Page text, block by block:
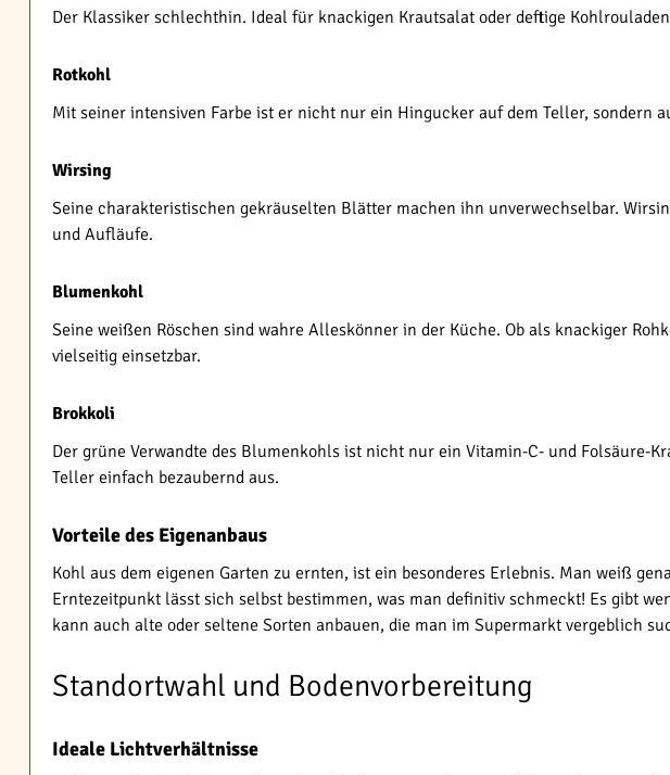
Der Klassiker schlechthin. Ideal für knackigen Krautsalat oder deftige
Rotkohl
Mit seiner intensiven Farbe ist er nicht nur ein Hingucker auf dem Teller,
Wirsing
Seine charakteristischen gekräuselten Blätter machen ihn unverwechselbar.
und Aufläufe.
Blumenkohl
Seine weißen Röschen sind wahre Alleskönner in der Küche. Ob als knackiger
vielseitig einsetzbar.
Brokkoli
Der grüne Verwandte des Blumenkohls ist nicht nur ein Vitamin-C- und Folsäure-
Teller einfach bezaubernd aus.
Vorteile des Eigenanbaus
Kohl aus dem eigenen Garten zu ernten, ist ein besonderes Erlebnis. Man weiß
Erntezeitpunkt lässt sich selbst bestimmen, was man definitiv schmeckt! Es gibt
kann auch alte oder seltene Sorten anbauen, die man im Supermarkt vergeblich
Standortwahl und Bodenvorbereitung
Ideale Lichtverhältnisse